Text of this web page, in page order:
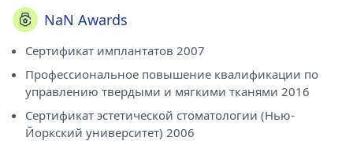
NaN Awards
Сертификат имплантатов 2007
Профессиональное повышение квалификации по
управлению твердыми и мягкими тканями 2016
Сертификат эстетической стоматологии (Нью-
Йоркский университет) 2006